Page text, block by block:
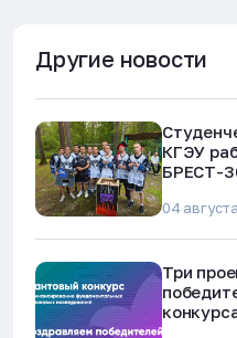
Другие новости
КГЭУ
БРЕСТ-
04
Три